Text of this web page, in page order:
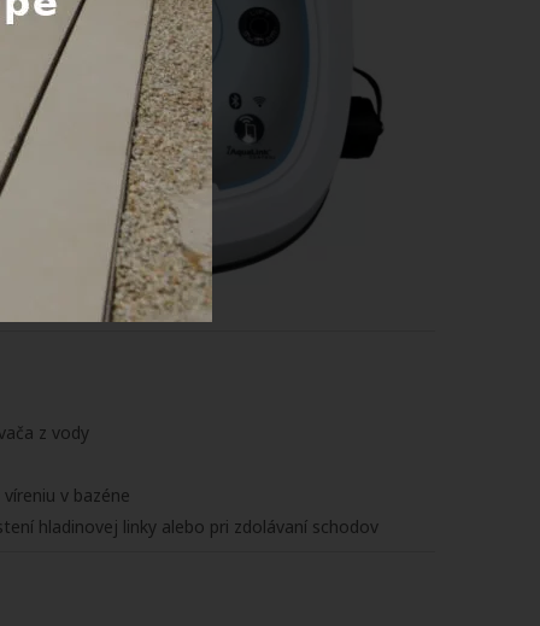
z vody
v bazéne
hladinovej linky alebo pri zdolávaní schodov